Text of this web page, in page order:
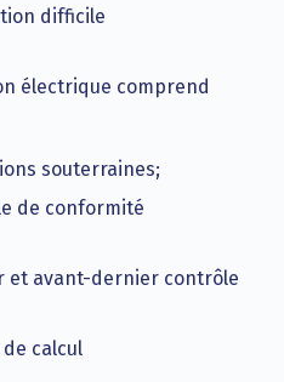
difficile
électrique comprend
souterraines;
de conformité
et avant-dernier contrôle
calcul